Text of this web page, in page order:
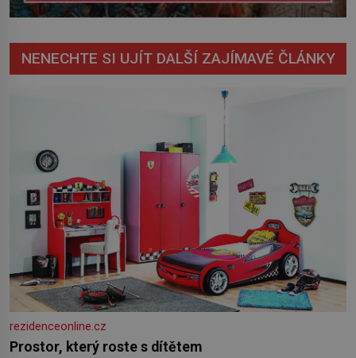
NENECHTE SI UJÍT DALŠÍ ZAJÍMAVÉ ČLÁNKY
rezidenceonline.cz
Prostor, který roste s dítětem